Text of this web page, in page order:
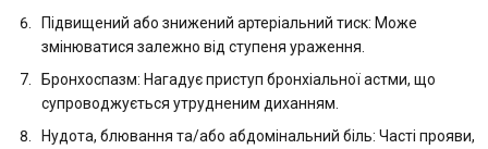
Підвищений або знижений артеріальний тиск: Може
змінюватися залежно від ступеня ураження.
Бронхоспазм: Нагадує приступ бронхіальної астми, що
супроводжується утрудненим диханням.
Нудота, блювання та/або абдомінальний біль: Часті прояви,